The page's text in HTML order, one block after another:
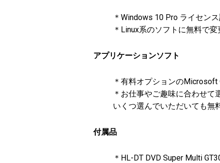
＊Windows 10 Pro ライセン
＊Linux系のソフトに無料で
アプリケーションソフト
＊有料オプションの
＊お仕事やご趣味に合わせて
いくつ選んでいただいても
付属品
＊HL-DT DVD Super Multi